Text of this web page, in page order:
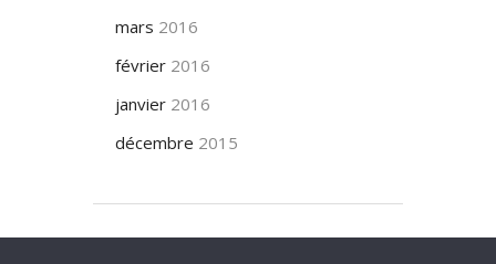
mars 2016
février 2016
janvier 2016
décembre 2015